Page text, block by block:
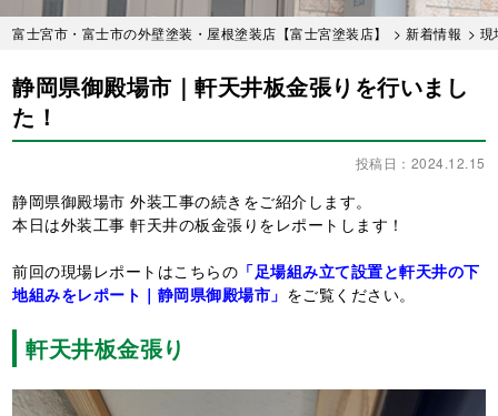
富士宮市・富士市の外壁塗装・屋根塗装店【富士宮塗装店】 >新着情報 > 現
静岡県御殿場市｜軒天井板金張りを行いまし
た！
投稿日：2024.12.15
静岡県御殿場市 外装工事の続きをご紹介します。
本日は外装工事 軒天井の板金張りをレポートします！
前回の現場レポートはこちらの 「足場組み立て設置と軒天井の下
地組みをレポート｜静岡県御殿場市」 をご覧ください。
軒天井板金張り